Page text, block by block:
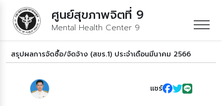
ศูนย์สุขภาพจิตที่ 9
Mental Health Center 9
สรุปผลการจัดซื้อ/จัดจ้าง (สขร.1) ประจำเดือนมีนาคม 2566
แชร์